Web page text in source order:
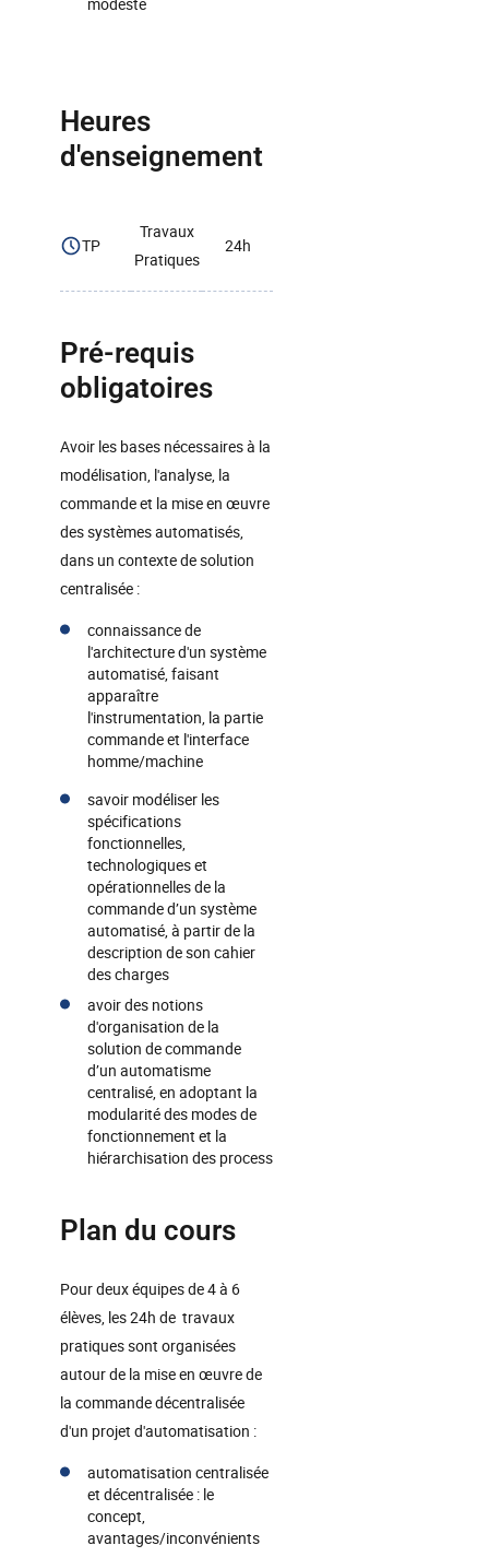
Heures
d'enseignement
TP
Travaux
Pratiques
24h
Pré-requis
obligatoires
Avoir les bases nécessaires à la
modélisation, l'analyse, la
commande et la mise en œuvre
des systèmes automatisés,
dans un contexte de solution
centralisée :
connaissance de
l'architecture d'un système
automatisé, faisant
apparaître
l'instrumentation, la partie
commande et l'interface
homme/machine
savoir modéliser les
spécifications
fonctionnelles,
technologiques et
opérationnelles de la
commande d’un système
automatisé, à partir de la
description de son cahier
des charges
avoir des notions
d'organisation de la
solution de commande
d’un automatisme
centralisé, en adoptant la
modularité des modes de
fonctionnement et la
hiérarchisation des process
Plan du cours
Pour deux équipes de 4 à 6
élèves, les 24h de travaux
pratiques sont organisées
autour de la mise en œuvre de
la commande décentralisée
d'un projet d'automatisation :
automatisation centralisée
et décentralisée : le
concept,
avantages/inconvénients